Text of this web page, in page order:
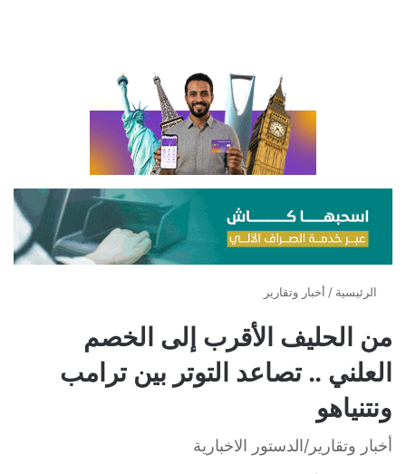
الرئيسية / أخبار وتقارير
من الحليف الأقرب إلى الخصم
العلني .. تصاعد التوتر بين ترامب
ونتنياهو
أخبار وتقارير/الدستور الاخبارية